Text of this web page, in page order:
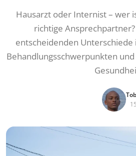
Hausarzt oder Internist – wer
richtige
entscheidenden
Behandlungsschwerpunkten